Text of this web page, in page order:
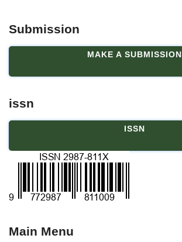
Submission
MAKE A SUBMISSION
issn
ISSN
Main Menu